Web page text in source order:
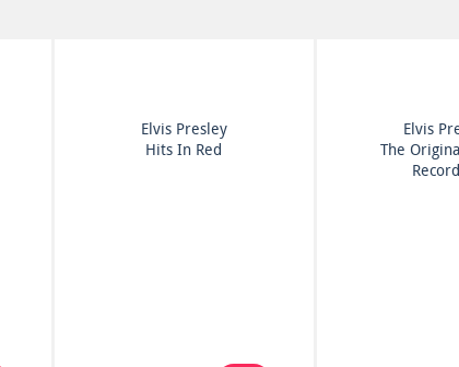
Elvis Presley
Hits In Red
Elvis
The